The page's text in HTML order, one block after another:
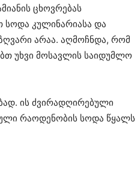
ცხოვრებას
სოდა კულინარიასა და
არაა. აღმოჩნდა, რომ
უხვი მოსავლის საიდუმლო
ის ძვირადღირებული
რაოდენობის სოდა წყალს